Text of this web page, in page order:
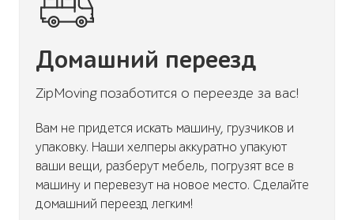
Домашний переезд
ZipMoving позаботится о переезде за вас!
Вам не придется искать машину, грузчиков и
упаковку. Наши хелперы аккуратно упакуют
ваши вещи, разберут мебель, погрузят все в
машину и перевезут на новое место. Сделайте
домашний переезд легким!